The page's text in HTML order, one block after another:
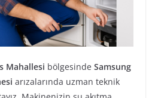
Mahallesi bölgesinde Samsung
arızalarında uzman teknik